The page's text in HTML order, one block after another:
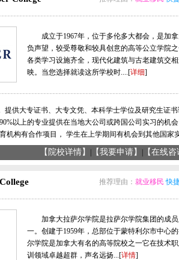
成立于1967年，位于多伦多大都会，是加
负声望，较受尊敬和较具创意的高等公立学院
各类学习设施齐全，现代化建筑与古老建筑交
映。当您选择就读这所学校时....[详细]
供大专证书、大专文凭、本科学士学位及研究生证
以上的专业提供在当地大公司或跨国公司实习的机会
机构有合作项目， 学生在上学期间有机会到其他国家
【院校详情】 【我要申请】 【在线
推荐理由：就业移民快
加拿大拉萨尔学院是拉萨尔学院集团的成
一。创建于1959年，总部位于蒙特利尔市中心
尔学院是加拿大有名的高等院校之一它在技术
训领域卓越超群，声名远扬...[详情]